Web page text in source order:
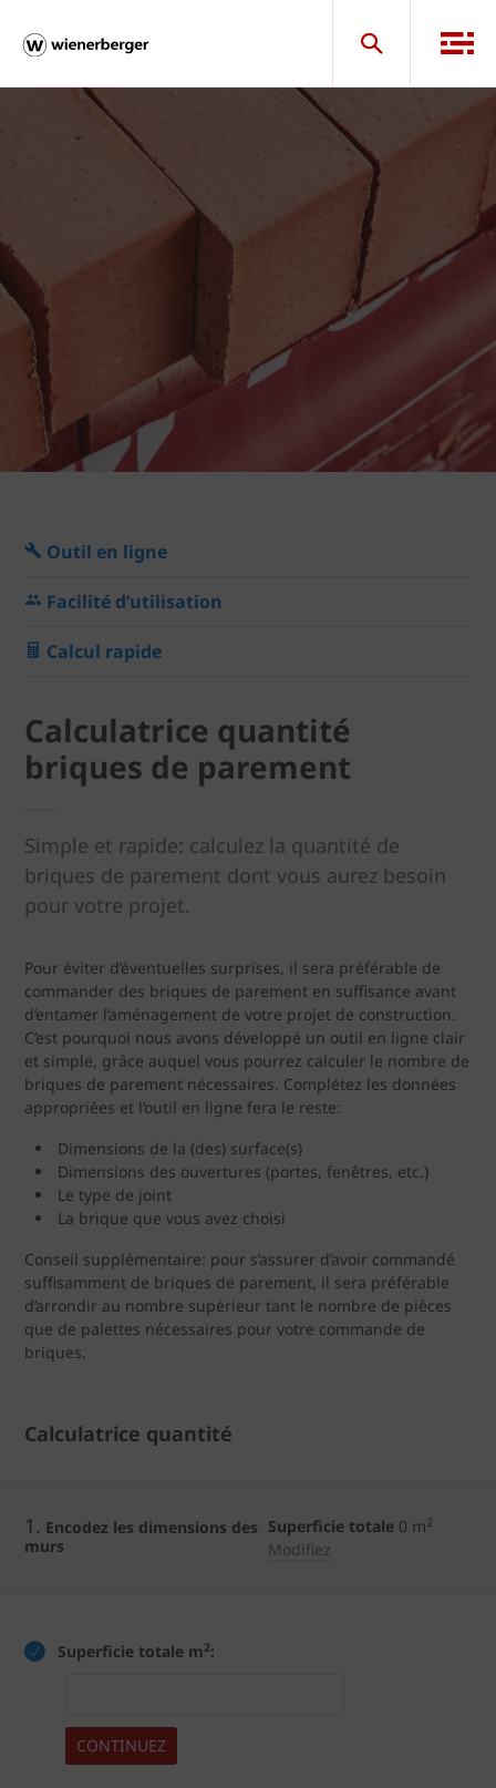
Outil en ligne
Facilité d’utilisation
Calcul rapide
Calculatrice quantité
briques de parement
Simple et rapide: calculez la quantité de
briques de parement dont vous aurez besoin
pour votre projet.
Pour éviter d’éventuelles surprises, il sera préférable de
commander des briques de parement en suffisance avant
d’entamer l’aménagement de votre projet de construction.
C’est pourquoi nous avons développé un outil en ligne clair
et simple, grâce auquel vous pourrez calculer le nombre de
briques de parement nécessaires. Complétez les données
appropriées et l’outil en ligne fera le reste:
Dimensions de la (des) surface(s)
Dimensions des ouvertures (portes, fenêtres, etc.)
Le type de joint
La brique que vous avez choisi
Conseil supplémentaire: pour s’assurer d’avoir commandé
suffisamment de briques de parement, il sera préférable
d’arrondir au nombre supérieur tant le nombre de pièces
que de palettes nécessaires pour votre commande de
briques.
Calculatrice quantité
1. Encodez les dimensions des
murs
Superficie totale 0 m2
Modifiez
Superficie totale m2:
CONTINUEZ